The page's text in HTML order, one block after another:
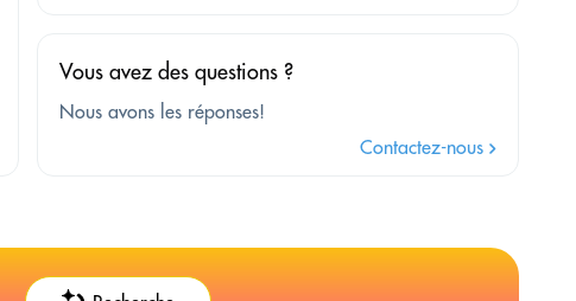
Vous avez des questions ?
Nous avons les réponses!
Contactez-nous